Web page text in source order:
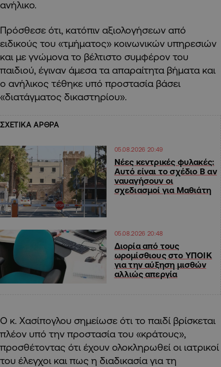
ανήλικο.
Πρόσθεσε ότι, κατόπιν αξιολογήσεων από
ειδικούς του «τμήματος» κοινωνικών υπηρεσιών
και με γνώμονα το βέλτιστο συμφέρον του
παιδιού, έγιναν άμεσα τα απαραίτητα βήματα και
ο ανήλικος τέθηκε υπό προστασία βάσει
«διατάγματος δικαστηρίου».
ΣΧΕΤΙΚΑ ΑΡΘΡΑ
05.08.2026 20:49
Νέες κεντρικές φυλακές:
Αυτό είναι το σχέδιο Β αν
ναυαγήσουν οι
σχεδιασμοί για Μαθιάτη
05.08.2026 20:48
Διορία από τους
ωρομίσθιους στο ΥΠΟΙΚ
για την αύξηση μισθών
αλλιώς απεργία
Ο κ. Χασίπογλου σημείωσε ότι το παιδί βρίσκεται
πλέον υπό την προστασία του «κράτους»,
προσθέτοντας ότι έχουν ολοκληρωθεί οι ιατρικοί
του έλεγχοι και πως η διαδικασία για τη